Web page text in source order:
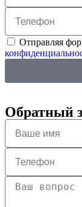
Отправляя
Обратный